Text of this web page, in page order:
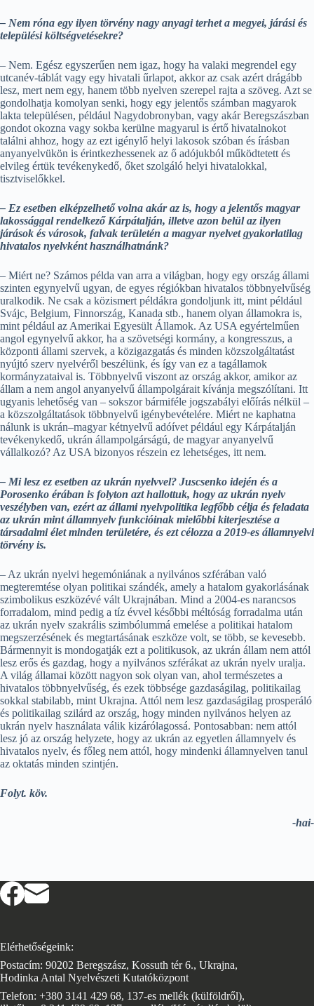
– Nem róna egy ilyen törvény nagy anyagi terhet a megyei, járási és
települési költségvetésekre?
– Nem. Egész egyszerűen nem igaz, hogy ha valaki megrendel egy
utcanév-táblát vagy egy hivatali űrlapot, akkor az csak azért drágább
lesz, mert nem egy, hanem több nyelven szerepel rajta a szöveg. Azt se
gondolhatja komolyan senki, hogy egy jelentős számban magyarok
lakta településen, például Nagydobronyban, vagy akár Beregszászban
gondot okozna vagy sokba kerülne magyarul is értő hivatalnokot
találni ahhoz, hogy az ezt igénylő helyi lakosok szóban és írásban
anyanyelvükön is érintkezhessenek az ő adójukból működtetett és
elvileg értük tevékenykedő, őket szolgáló helyi hivatalokkal,
tisztviselőkkel.
– Ez esetben elképzelhető volna akár az is, hogy a jelentős magyar
lakossággal rendelkező Kárpátalján, illetve azon belül az ilyen
járások és városok, falvak területén a magyar nyelvet gyakorlatilag
hivatalos nyelvként használhatnánk?
– Miért ne? Számos példa van arra a világban, hogy egy ország állami
szinten egynyelvű ugyan, de egyes régiókban hivatalos többnyelvűség
uralkodik. Ne csak a közismert példákra gondoljunk itt, mint például
Svájc, Belgium, Finnország, Kanada stb., hanem olyan államokra is,
mint például az Amerikai Egyesült Államok. Az USA egyértelműen
angol egynyelvű akkor, ha a szövetségi kormány, a kongresszus, a
központi állami szervek, a közigazgatás és minden közszolgáltatást
nyújtó szerv nyelvéről beszélünk, és így van ez a tagállamok
kormányzataival is. Többnyelvű viszont az ország akkor, amikor az
állam a nem angol anyanyelvű állampolgárait kívánja megszólítani. Itt
ugyanis lehetőség van – sokszor bármiféle jogszabályi előírás nélkül –
a közszolgáltatások többnyelvű igénybevételére. Miért ne kaphatna
nálunk is ukrán–magyar kétnyelvű adóívet például egy Kárpátalján
tevékenykedő, ukrán állampolgárságú, de magyar anyanyelvű
vállalkozó? Az USA bizonyos részein ez lehetséges, itt nem.
– Mi lesz ez esetben az ukrán nyelvvel? Juscsenko idején és a
Porosenko érában is folyton azt hallottuk, hogy az ukrán nyelv
veszélyben van, ezért az állami nyelvpolitika legfőbb célja és feladata
az ukrán mint államnyelv funkcióinak mielőbbi kiterjesztése a
társadalmi élet minden területére, és ezt célozza a 2019-es államnyelvi
törvény is.
– Az ukrán nyelvi hegemóniának a nyilvános szférában való
megteremtése olyan politikai szándék, amely a hatalom gyakorlásának
szimbolikus eszközévé vált Ukrajnában. Mind a 2004-es narancsos
forradalom, mind pedig a tíz évvel későbbi méltóság forradalma után
az ukrán nyelv szakrális szimbólummá emelése a politikai hatalom
megszerzésének és megtartásának eszköze volt, se több, se kevesebb.
Bármennyit is mondogatják ezt a politikusok, az ukrán állam nem attól
lesz erős és gazdag, hogy a nyilvános szférákat az ukrán nyelv uralja.
A világ államai között nagyon sok olyan van, ahol természetes a
hivatalos többnyelvűség, és ezek többsége gazdaságilag, politikailag
sokkal stabilabb, mint Ukrajna. Attól nem lesz gazdaságilag prosperáló
és politikailag szilárd az ország, hogy minden nyilvános helyen az
ukrán nyelv használata válik kizárólagossá. Pontosabban: nem attól
lesz jó az ország helyzete, hogy az ukrán az egyetlen államnyelv és
hivatalos nyelv, és főleg nem attól, hogy mindenki államnyelven tanul
az oktatás minden szintjén.
Folyt. köv.
-hai-
Elérhetőségeink:
Postacím: 90202 Beregszász, Kossuth tér 6., Ukrajna,
Hodinka Antal Nyelvészeti Kutatóközpont
Telefon: +380 3141 429 68, 137-es mellék (külföldről),